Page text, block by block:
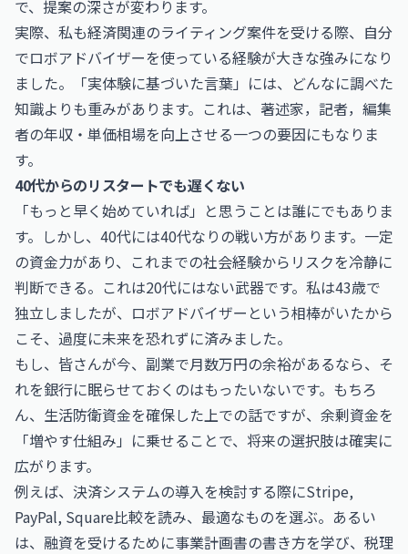
で、提案の深さが変わります。
実際、私も経済関連のライティング案件を受ける際、自分
でロボアドバイザーを使っている経験が大きな強みになり
ました。「実体験に基づいた言葉」には、どんなに調べた
知識よりも重みがあります。これは、 著述家，記者，編集
者の年収・単価相場を向上させる一つの要因にもなりま
す。
40代からのリスタートでも遅くない
「もっと早く始めていれば」と思うことは誰にでもありま
す。しかし、40代には40代なりの戦い方があります。一定
の資金力があり、これまでの社会経験からリスクを冷静に
判断できる。これは20代にはない武器です。私は43歳で
独立しましたが、ロボアドバイザーという相棒がいたから
こそ、過度に未来を恐れずに済みました。
もし、皆さんが今、副業で月数万円の余裕があるなら、そ
れを銀行に眠らせておくのはもったいないです。もちろ
ん、生活防衛資金を確保した上での話ですが、余剰資金を
「増やす仕組み」に乗せることで、将来の選択肢は確実に
広がります。
例えば、決済システムの導入を検討する際にStripe,
PayPal, Square比較を読み、最適なものを選ぶ。あるい
は、融資を受けるために事業計画書の書き方を学び、 税理